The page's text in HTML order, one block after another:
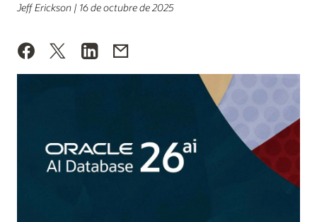
Jeff Erickson | 16 de octubre de 2025